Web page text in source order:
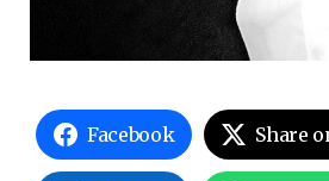
Facebook Share